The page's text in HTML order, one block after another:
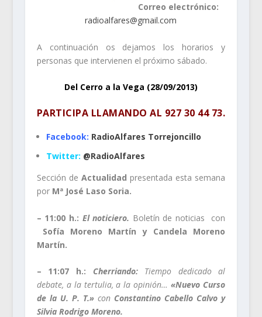
Correo electrónico:
radioalfares@gmail.com
A continuación os dejamos los horarios y
personas que intervienen el próximo sábado.
Del Cerro a la Vega (28/09/2013)
PARTICIPA LLAMANDO AL 927 30 44 73.
Facebook: RadioAlfares Torrejoncillo
Twitter: @RadioAlfares
Sección de Actualidad presentada esta semana
por Mª José Laso Soria.
– 11:00 h.: El noticiero. Boletín de noticias con
Sofía Moreno Martín y Candela Moreno
Martín.
– 11:07 h.: Cherriando: Tiempo dedicado al
debate, a la tertulia, a la opinión… «Nuevo Curso
de la U. P. T.»con Constantino Cabello Calvo y
Silvia Rodrigo Moreno.